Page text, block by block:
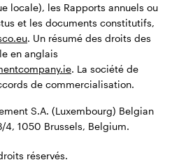
locale), les Rapports annuels ou
et les documents constitutifs,
. Un résumé des droits des
en anglais
. La société de
de commercialisation.
S.A. (Luxembourg) Belgian
4, 1050 Brussels, Belgium.
réservés.